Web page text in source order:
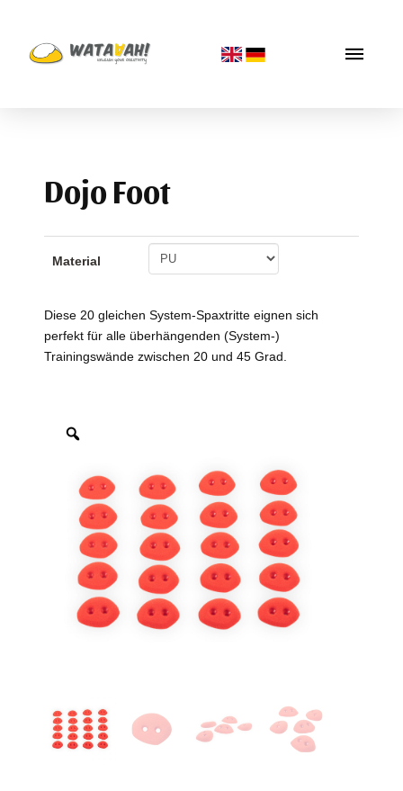
Dojo Foot
Material
Diese 20 gleichen System-Spaxtritte eignen sich
perfekt für alle überhängenden (System-)
Trainingswände zwischen 20 und 45 Grad.